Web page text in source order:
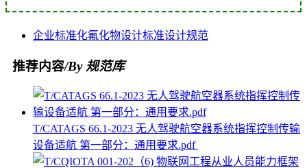
企业标准化氟化物设计标准设计规范
推荐内容/By 规范库
T/CATAGS 66.1-2023 无人驾驶航空器系统指挥控制传输
设备适航 第一部分：通用要求.pdf